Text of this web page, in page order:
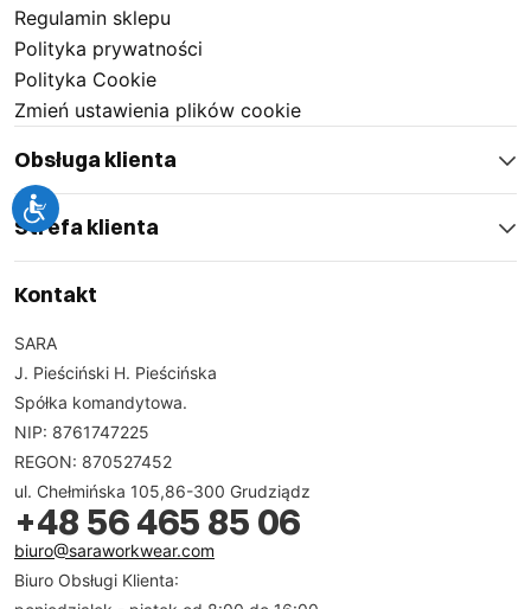
Regulamin sklepu
Polityka prywatności
Polityka Cookie
Zmień ustawienia plików cookie
Obsługa klienta
Strefa klienta
Kontakt
SARA
J. Pieściński H. Pieścińska
Spółka komandytowa.
NIP: 8761747225
REGON: 870527452
ul. Chełmińska 105,86-300 Grudziądz
+48 56 465 85 06
biuro@saraworkwear.com
Biuro Obsługi Klienta: